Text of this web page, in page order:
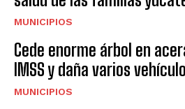
MUNICIPIOS
Cede enorme árbol en
IMSS y daña varios
MUNICIPIOS